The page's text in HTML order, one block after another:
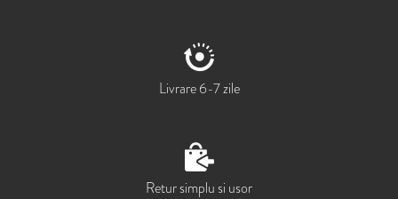
Livrare 6-7 zile
Retur simplu si usor